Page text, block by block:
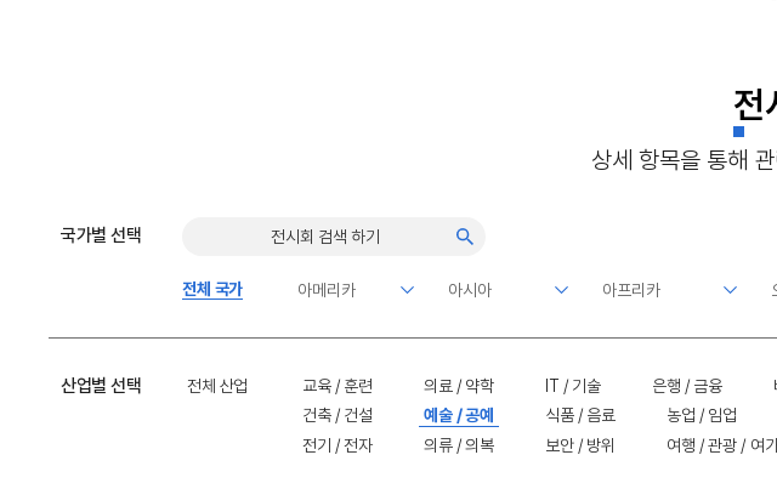
전
상세 항목을 통해
국가별 선택
전체 국가
산업별 선택 전체 산업 교육 / 훈련 의료 / 약학 IT / 기술 은행 / 금융
건축 / 건설
예술 / 공예 식품 / 음료 농업 / 임업
전기 / 전자
의류 / 의복 보안 / 방위 여행 / 관광 / 여